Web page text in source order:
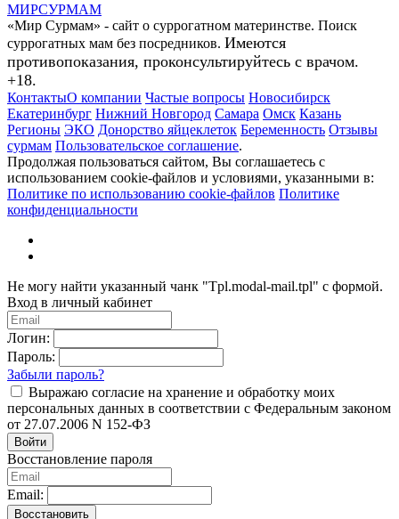
МИРСУРМАМ
«Мир Сурмам» - сайт о суррогатном материнстве. Поиск
суррогатных мам без посредников. Имеются
противопоказания, проконсультируйтесь с врачом.
+18.
КонтактыО компании Частые вопросы Новосибирск
Екатеринбург Нижний Новгород Самара Омск Казань
Регионы ЭКО Донорство яйцеклеток Беременность Отзывы
сурмам Пользовательское соглашение.
Продолжая пользоваться сайтом, Вы соглашаетесь с
использованием cookie-файлов и условиями, указанными в:
Политике по использованию cookie-файлов Политике
конфиденциальности
Не могу найти указанный чанк "Tpl.modal-mail.tpl" с формой.
Вход в личный кабинет
Логин:
Пароль:
Забыли пароль?
Выражаю согласие на хранение и обработку моих
персональных данных в соответствии с Федеральным законом
от 27.07.2006 N 152-ФЗ
Войти
Восстановление пароля
Email:
Восстановить